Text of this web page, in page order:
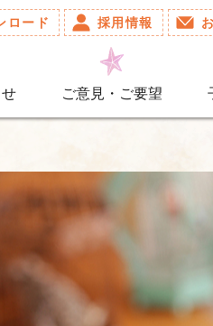
ご意見・ご要望
ロード 採用情報